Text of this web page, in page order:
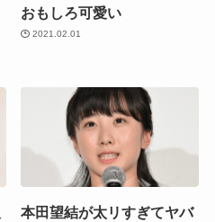
おもしろ可愛い
2021.02.01
本田望結が太リすぎてヤバ